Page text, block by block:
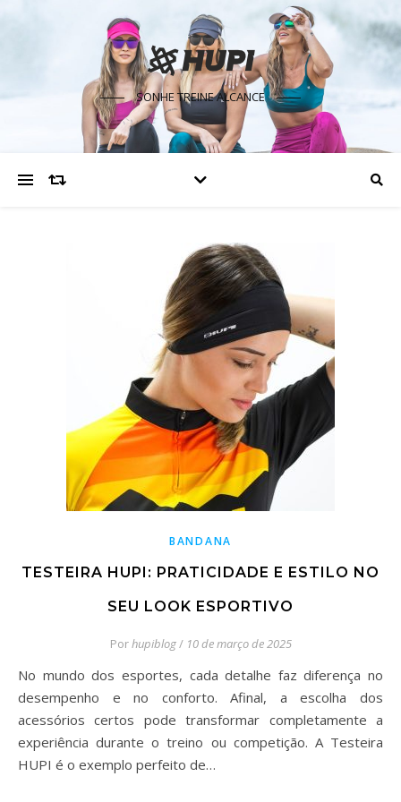
SONHE TREINE ALCANCE
BANDANA
TESTEIRA HUPI: PRATICIDADE E ESTILO NO
SEU LOOK ESPORTIVO
Porhupiblog/ 10 de março de 2025
No mundo dos esportes, cada detalhe faz diferença no
desempenho e no conforto. Afinal, a escolha dos
acessórios certos pode transformar completamente a
experiência durante o treino ou competição. A Testeira
HUPI é o exemplo perfeito de…